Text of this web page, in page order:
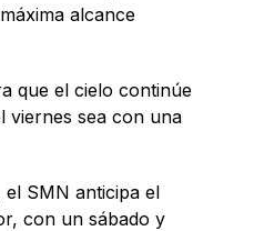
alcance
que el cielo continúe
viernes sea con una
SMN anticipa el
con un sábado y